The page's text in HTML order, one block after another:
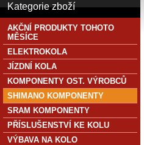
Kategorie zboží
AKČNÍ PRODUKTY TOHOTO
MĚSÍCE
ELEKTROKOLA
JÍZDNÍ KOLA
KOMPONENTY OST. VÝROBCŮ
SHIMANO KOMPONENTY
SRAM KOMPONENTY
PŘÍSLUŠENSTVÍ KE KOLU
VÝBAVA NA KOLO